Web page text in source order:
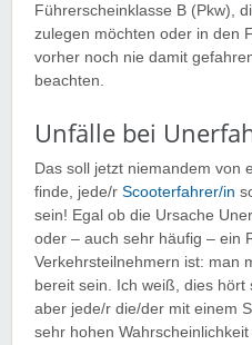
Führerscheinklasse B (Pkw),
zulegen möchten oder in den
vorher noch nie damit
beachten.
Unfälle bei
Das soll jetzt niemandem von
finde, jede/r Scooterfahrer/in
sein! Egal ob die Ursache
oder – auch sehr häufig – ein
Verkehrsteilnehmern ist: man
bereit sein. Ich weiß, dies hört
aber jede/r die/der mit einem
sehr hohen